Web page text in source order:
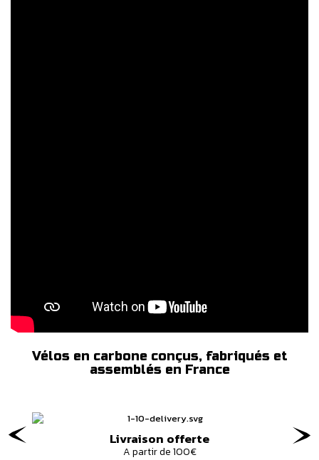
Vélos en carbone conçus, fabriqués et
assemblés en France
Livraison offerte
A partir de 100€